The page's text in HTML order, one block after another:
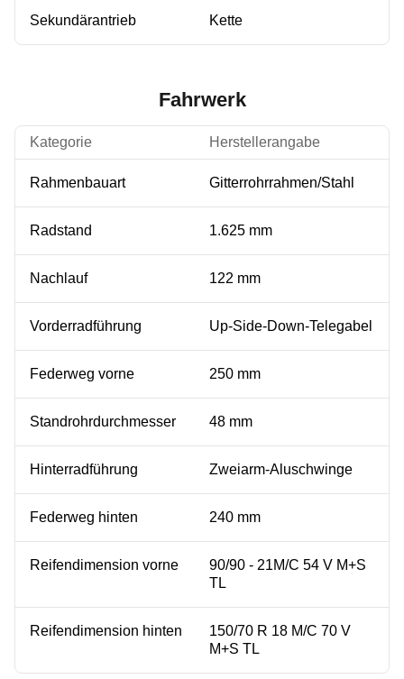
Sekundärantrieb Kette
Fahrwerk
Kategorie Herstellerangabe
Rahmenbauart Gitterrohrrahmen/Stahl
Radstand 1.625 mm
Nachlauf 122 mm
Vorderradführung Up-Side-Down-Telegabel
Federweg vorne 250 mm
Standrohrdurchmesser 48 mm
Hinterradführung Zweiarm-Aluschwinge
Federweg hinten 240 mm
Reifendimension vorne
90/90 - 21M/C 54 V M+S
TL
Reifendimension hinten
150/70 R 18 M/C 70 V
M+S TL